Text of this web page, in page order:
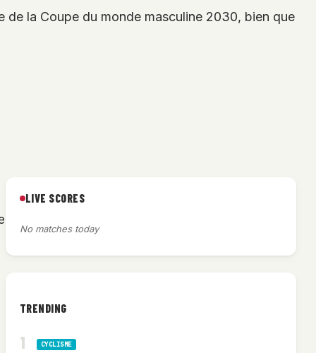
de la Coupe du monde masculine 2030, bien que
LIVE SCORES
No matches today
TRENDING
CYCLISME